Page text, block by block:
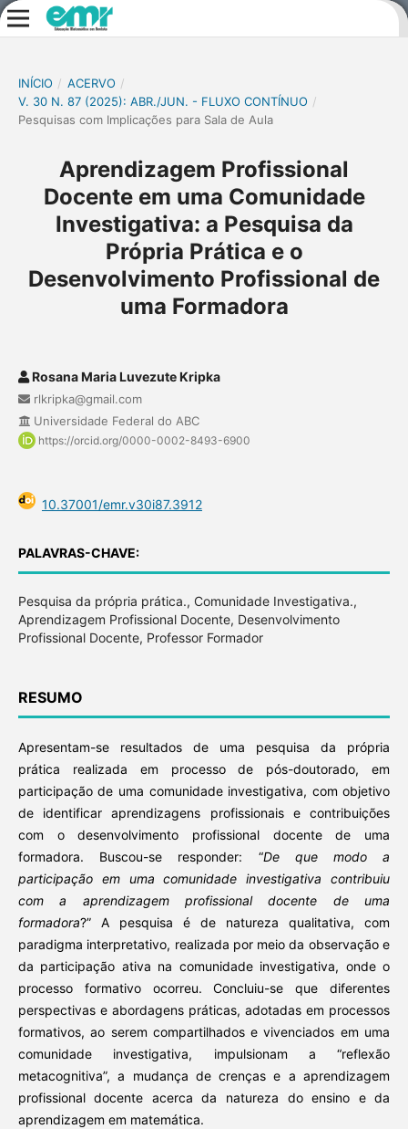
INÍCIO / ACERVO /
V. 30 N. 87 (2025): ABR./JUN. - FLUXO CONTÍNUO /
Pesquisas com Implicações para Sala de Aula
Aprendizagem Profissional
Docente em uma Comunidade
Investigativa: a Pesquisa da
Própria Prática e o
Desenvolvimento Profissional de
uma Formadora
Rosana Maria Luvezute Kripka
rlkripka@gmail.com
Universidade Federal do ABC
https://orcid.org/0000-0002-8493-6900
10.37001/emr.v30i87.3912
PALAVRAS-CHAVE:
Pesquisa da própria prática., Comunidade Investigativa.,
Aprendizagem Profissional Docente, Desenvolvimento
Profissional Docente, Professor Formador
RESUMO
Apresentam-se resultados de uma pesquisa da própria
prática realizada em processo de pós-doutorado, em
participação de uma comunidade investigativa, com objetivo
de identificar aprendizagens profissionais e contribuições
com o desenvolvimento profissional docente de uma
formadora. Buscou-se responder: “De que modo a
participação em uma comunidade investigativa contribuiu
com a aprendizagem profissional docente de uma
formadora?” A pesquisa é de natureza qualitativa, com
paradigma interpretativo, realizada por meio da observação e
da participação ativa na comunidade investigativa, onde o
processo formativo ocorreu. Concluiu-se que diferentes
perspectivas e abordagens práticas, adotadas em processos
formativos, ao serem compartilhados e vivenciados em uma
comunidade investigativa, impulsionam a “reflexão
metacognitiva”, a mudança de crenças e a aprendizagem
profissional docente acerca da natureza do ensino e da
aprendizagem em matemática.